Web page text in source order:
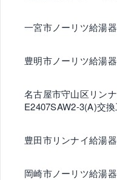
一宮市ノーリツ給湯
豊明市ノーリツ給湯
名古屋市守山区リン
E2407SAW2-3(A)交
豊田市リンナイ給湯
岡崎市ノーリツ給湯